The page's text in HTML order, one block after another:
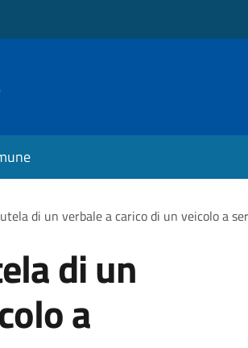
di un verbale a carico di un veicolo a
di un
a